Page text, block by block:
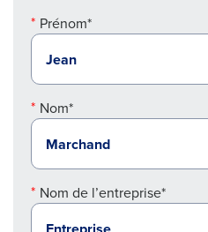
Prénom*
Nom*
Nom de l’entreprise*